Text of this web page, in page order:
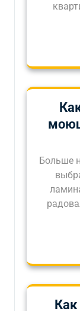
Больше
Как